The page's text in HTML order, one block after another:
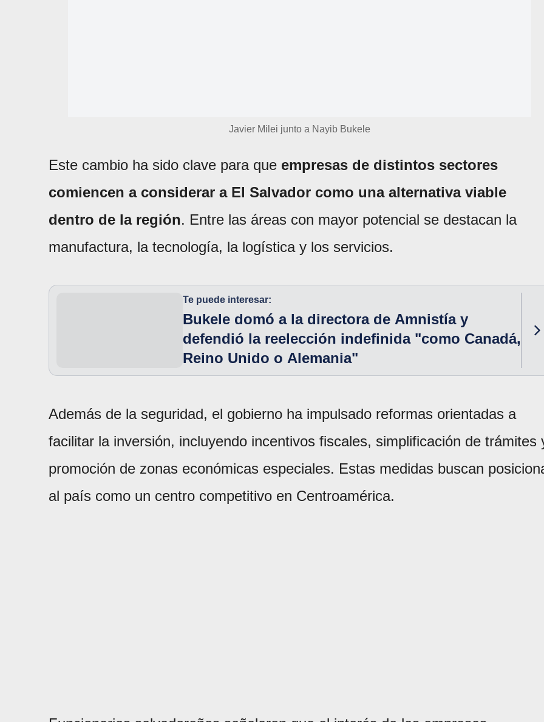
Javier Milei junto a Nayib Bukele
Este cambio ha sido clave para que empresas de distintos sectores
comiencen a considerar a El Salvador como una alternativa viable
dentro de la región. Entre las áreas con mayor potencial se destacan la
manufactura, la tecnología, la logística y los servicios.
Te puede interesar:
Bukele domó a la directora de Amnistía y
defendió la reelección indefinida "como Canadá,
Reino Unido o Alemania"
Además de la seguridad, el gobierno ha impulsado reformas orientadas a
facilitar la inversión, incluyendo incentivos fiscales, simplificación de trámites
promoción de zonas económicas especiales. Estas medidas buscan
al país como un centro competitivo en Centroamérica.